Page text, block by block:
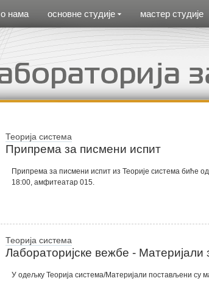
о нама основне студије мастер студије
Теорија система
Припрема за писмени испит
Припрема за писмени испит из Теорије система биће
18:00, амфитеатар 015.
Теорија система
Лабораторијске вежбе - Материјали
У одељку Теорија система/Материјали постављени су